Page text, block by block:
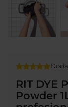
RIT DYE
Powder